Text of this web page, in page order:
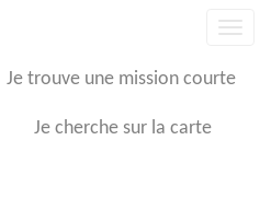
Je trouve une mission courte
Je cherche sur la carte